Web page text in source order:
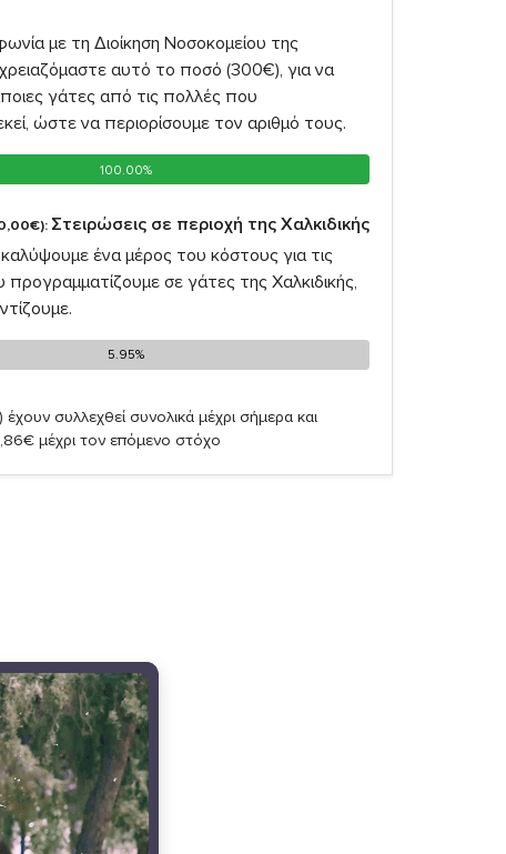
με τη Διοίκηση Νοσοκομείου της
αυτό το ποσό (300€), για να
γάτες από τις πολλές που
ώστε να περιορίσουμε τον αριθμό τους.
100.00%
100.00%
Στειρώσεις σε περιοχή της Χαλκιδικής
ένα μέρος του κόστους για τις
προγραμματίζουμε σε γάτες της Χαλκιδικής,
5.95%
5.95%
έχουν συλλεχθεί συνολικά μέχρι σήμερα και
μέχρι τον επόμενο στόχο